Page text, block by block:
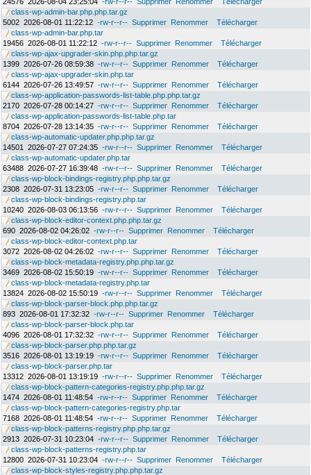
class-wp-admin-bar.php.php.tar.gz
5002 2026-08-01 11:22:12 -rw-r--r-- Supprimer Renommer
Télécharger
class-wp-admin-bar.php.tar
19456 2026-08-01 11:22:12 -rw-r--r-- Supprimer Renommer
Télécharger
class-wp-ajax-upgrader-skin.php.php.tar.gz
1399 2026-07-26 08:59:38 -rw-r--r-- Supprimer Renommer
Télécharger
class-wp-ajax-upgrader-skin.php.tar
6144 2026-07-26 13:49:57 -rw-r--r-- Supprimer Renommer
Télécharger
class-wp-application-passwords-list-table.php.php.tar.gz
2170 2026-07-28 00:14:27 -rw-r--r-- Supprimer Renommer
Télécharger
class-wp-application-passwords-list-table.php.tar
8704 2026-07-28 13:14:35 -rw-r--r-- Supprimer Renommer
Télécharger
class-wp-automatic-updater.php.php.tar.gz
14501
2026-07-27 07:24:35 -rw-r--r-- Supprimer Renommer
Télécharger
class-wp-automatic-updater.php.tar
63488 2026-07-27 16:39:48 -rw-r--r-- Supprimer Renommer
Télécharger
class-wp-block-bindings-registry.php.php.tar.gz
2308 2026-07-31 13:23:05 -rw-r--r-- Supprimer Renommer
Télécharger
class-wp-block-bindings-registry.php.tar
10240 2026-08-03 06:13:56 -rw-r--r-- Supprimer Renommer
Télécharger
class-wp-block-editor-context.php.php.tar.gz
690 2026-08-02 04:26:02 -rw-r--r-- Supprimer Renommer
Télécharger
class-wp-block-editor-context.php.tar
3072 2026-08-02 04:26:02 -rw-r--r-- Supprimer Renommer
Télécharger
class-wp-block-metadata-registry.php.php.tar.gz
3469 2026-08-02 15:50:19 -rw-r--r-- Supprimer Renommer
Télécharger
class-wp-block-metadata-registry.php.tar
13824 2026-08-02 15:50:19 -rw-r--r-- Supprimer Renommer
Télécharger
class-wp-block-parser-block.php.php.tar.gz
893 2026-08-01 17:32:32 -rw-r--r-- Supprimer Renommer
Télécharger
class-wp-block-parser-block.php.tar
4096 2026-08-01 17:32:32 -rw-r--r-- Supprimer Renommer
Télécharger
class-wp-block-parser.php.php.tar.gz
3516 2026-08-01 13:19:19 -rw-r--r-- Supprimer Renommer
Télécharger
class-wp-block-parser.php.tar
13312 2026-08-01 13:19:19 -rw-r--r-- Supprimer Renommer
Télécharger
class-wp-block-pattern-categories-registry.php.php.tar.gz
1474 2026-08-01 11:48:54 -rw-r--r-- Supprimer Renommer
Télécharger
class-wp-block-pattern-categories-registry.php.tar
7168 2026-08-01 11:48:54 -rw-r--r-- Supprimer Renommer
Télécharger
class-wp-block-patterns-registry.php.php.tar.gz
2913 2026-07-31 10:23:04 -rw-r--r-- Supprimer Renommer
Télécharger
class-wp-block-patterns-registry.php.tar
12800 2026-07-31 10:23:04 -rw-r--r-- Supprimer Renommer
Télécharger
class-wp-block-styles-registry.php.php.tar.gz